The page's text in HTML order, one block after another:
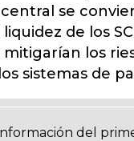
se
de los
los
sistemas de
del